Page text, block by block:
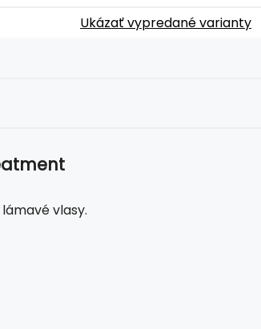
Ukázať vypredané varianty
vlasy.